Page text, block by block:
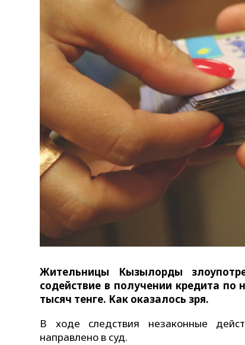
Жительницы Кызылорды
содействие в получении кредита
тысяч тенге. Как оказалось зря.
В ходе следствия незаконные
направлено в суд.